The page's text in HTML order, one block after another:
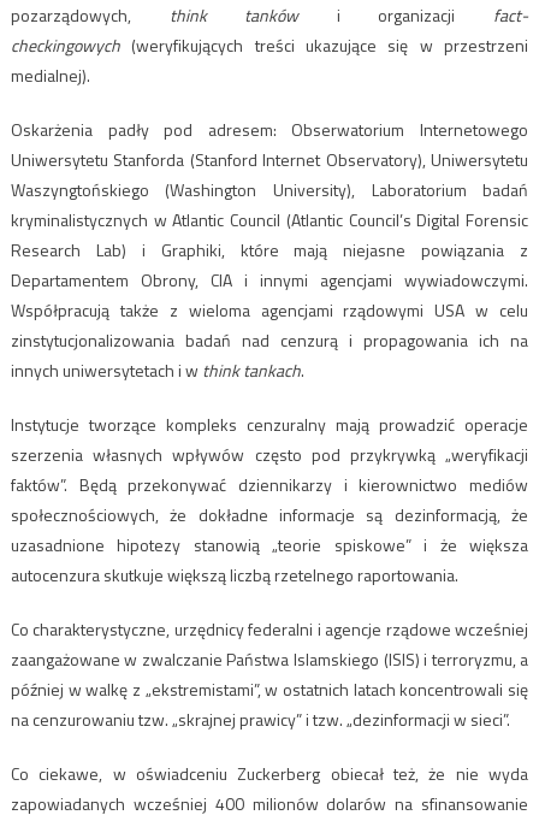
pozarządowych, think tankówi organizacji fact-
checkingowych(weryfikujących treści ukazujące się w przestrzeni
medialnej).
Oskarżenia padły pod adresem: Obserwatorium Internetowego
Uniwersytetu Stanforda (Stanford Internet Observatory), Uniwersytetu
Waszyngtońskiego (Washington University), Laboratorium badań
kryminalistycznych w Atlantic Council (Atlantic Council’s Digital Forensic
Research Lab) i Graphiki, które mają niejasne powiązania z
Departamentem Obrony, CIA i innymi agencjami wywiadowczymi.
Współpracują także z wieloma agencjami rządowymi USA w celu
zinstytucjonalizowania badań nad cenzurą i propagowania ich na
innych uniwersytetach i w think tankach.
Instytucje tworzące kompleks cenzuralny mają prowadzić operacje
szerzenia własnych wpływów często pod przykrywką „weryfikacji
faktów”. Będą przekonywać dziennikarzy i kierownictwo mediów
społecznościowych, że dokładne informacje są dezinformacją, że
uzasadnione hipotezy stanowią „teorie spiskowe” i że większa
autocenzura skutkuje większą liczbą rzetelnego raportowania.
Co charakterystyczne, urzędnicy federalni i agencje rządowe wcześniej
zaangażowane w zwalczanie Państwa Islamskiego (ISIS) i terroryzmu, a
później w walkę z „ekstremistami”, w ostatnich latach koncentrowali się
na cenzurowaniu tzw. „skrajnej prawicy” i tzw. „dezinformacji w sieci”.
Co ciekawe, w oświadceniu Zuckerberg obiecał też, że nie wyda
zapowiadanych wcześniej 400 milionów dolarów na sfinansowanie